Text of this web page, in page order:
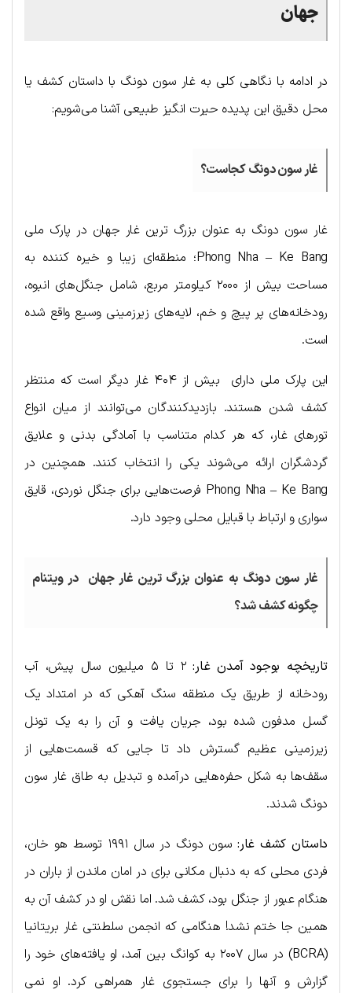
جهان
در ادامه با نگاهی کلی به غار سون دونگ با داستان کشف یا
محل دقیق این پدیده حیرت انگیز طبیعی آشنا می‌شویم:
غار سون دونگ کجاست؟
غار سون دونگ به عنوان بزرگ ترین غار جهان در پارک ملی
Phong Nha – Ke Bang؛ منطقه‌ای زیبا و خیره کننده به
مساحت بیش از ۲۰۰۰ کیلومتر مربع، شامل جنگل‌های انبوه،
رودخانه‌های پر پیچ و خم، لایه‌های زیرزمینی وسیع واقع شده
است.
این پارک ملی دارای بیش از ۴۰۴ غار دیگر است که منتظر
کشف شدن هستند. بازدیدکنندگان می‌توانند از میان انواع
تورهای غار، که هر کدام متناسب با آمادگی بدنی و علایق
گردشگران ارائه می‌شوند یکی را انتخاب کنند. همچنین در
Phong Nha – Ke Bang فرصت‌هایی برای جنگل نوردی، قایق
سواری و ارتباط با قبایل محلی وجود دارد.
غار سون دونگ به عنوان بزرگ ترین غار جهان در ویتنام
چگونه کشف شد؟
تاریخچه بوجود آمدن غار:
۲ تا ۵ میلیون سال پیش، آب
رودخانه از طریق یک منطقه سنگ آهکی که در امتداد یک
گسل مدفون شده بود، جریان یافت و آن را به یک تونل
زیرزمینی عظیم گسترش داد تا جایی که قسمت‌هایی از
سقف‌ها به شکل حفره‌هایی درآمده و تبدیل به طاق غار سون
دونگ شدند.
داستان کشف غار:
سون دونگ در سال ۱۹۹۱ توسط هو خان،
فردی محلی که به دنبال مکانی برای در امان ماندن از باران در
هنگام عبور از جنگل بود، کشف شد. اما نقش او در کشف آن به
همین جا ختم نشد! هنگامی که انجمن سلطنتی غار بریتانیا
(BCRA) در سال ۲۰۰۷ به کوانگ بین آمد، او یافته‌های خود را
گزارش و آنها را برای جستجوی غار همراهی کرد. او نمی